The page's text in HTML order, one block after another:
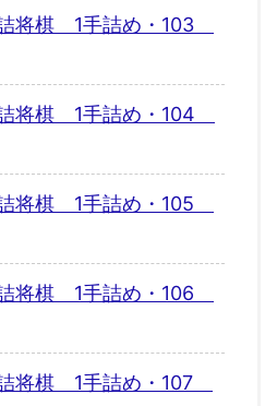
将棋 1手詰め・103
将棋 1手詰め・104
将棋 1手詰め・105
将棋 1手詰め・106
将棋 1手詰め・107